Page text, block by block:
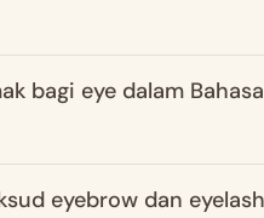
bagi eye dalam Bahasa
eyebrow dan eyelash